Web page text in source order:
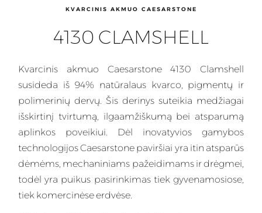
KVARCINIS AKMUO CAESARSTONE
4130 CLAMSHELL
Kvarcinis akmuo Caesarstone 4130 Clamshell
susideda iš 94% natūralaus kvarco, pigmentų ir
polimerinių dervų. Šis derinys suteikia medžiagai
išskirtinį tvirtumą, ilgaamžiškumą bei atsparumą
aplinkos poveikiui. Dėl inovatyvios gamybos
technologijos Caesarstone paviršiai yra itin atsparūs
dėmėms, mechaniniams pažeidimams ir drėgmei,
todėl yra puikus pasirinkimas tiek gyvenamosiose,
tiek komercinėse erdvėse.